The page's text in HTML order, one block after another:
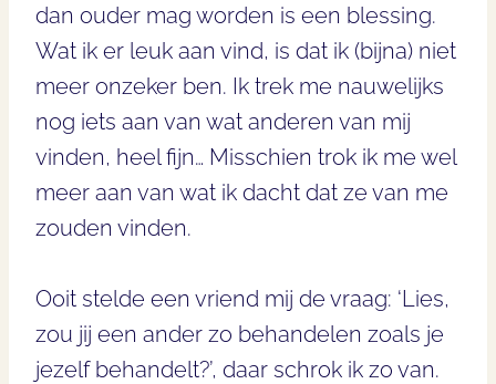
dan ouder mag worden is een blessing.
Wat ik er leuk aan vind, is dat ik (bijna) niet
meer onzeker ben. Ik trek me nauwelijks
nog iets aan van wat anderen van mij
vinden, heel fijn… Misschien trok ik me wel
meer aan van wat ik dacht dat ze van me
zouden vinden.
Ooit stelde een vriend mij de vraag: ‘Lies,
zou jij een ander zo behandelen zoals je
jezelf behandelt?’, daar schrok ik zo van.